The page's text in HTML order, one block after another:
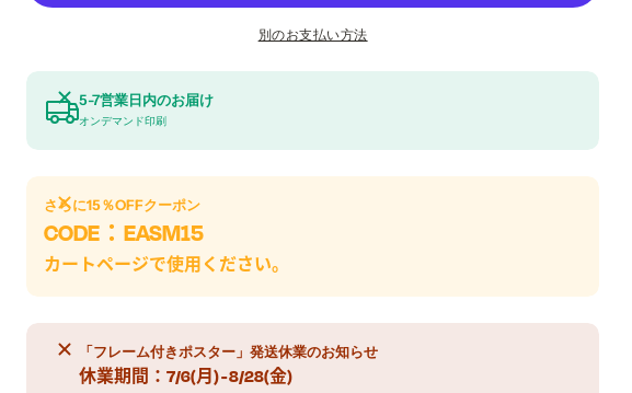
別のお支払い方法
5-7営業日内のお届け
オンデマンド印刷
さらに15％OFFクーポン
CODE：EASM15
カートページで使用ください。
「フレーム付きポスター」発送休業のお知らせ
休業期間：7/6(月) - 8/28(金)